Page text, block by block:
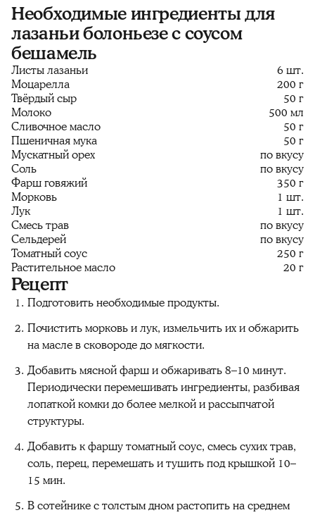
Необходимые ингредиенты для
лазаньи болоньезе с соусом
бешамель
Листы лазаньи
6 шт.
Моцарелла
200 г
Твёрдый сыр
50 г
Молоко
500 мл
Сливочное масло
50 г
Пшеничная мука
50 г
Мускатный орех
по вкусу
Соль
по вкусу
Фарш говяжий
350 г
Морковь
1 шт.
Лук
1 шт.
Смесь трав
по вкусу
Сельдерей
по вкусу
Томатный соус
250 г
Растительное масло
20 г
Рецепт
Подготовить необходимые продукты.
Почистить морковь и лук, измельчить их и обжарить
на масле в сковороде до мягкости.
Добавить мясной фарш и обжаривать 8–10 минут.
Периодически перемешивать ингредиенты, разбивая
лопаткой комки до более мелкой и рассыпчатой
структуры.
Добавить к фаршу томатный соус, смесь сухих трав,
соль, перец, перемешать и тушить под крышкой 10–
15 мин.
В сотейнике с толстым дном растопить на среднем